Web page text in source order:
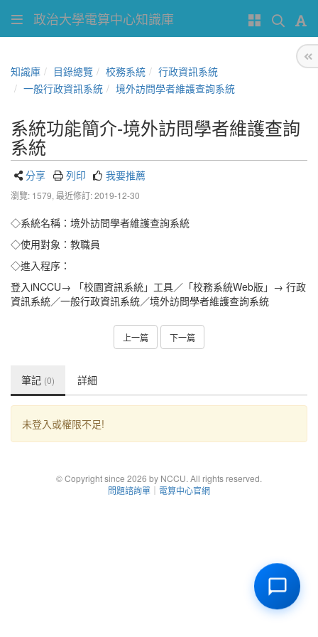
政治大學電算中心知識庫
知識庫 目錄總覽 校務系統
行政資訊系統
一般行政資訊系統
境外訪問學者維護查詢系統
系統功能簡介-境外訪問學者維護查詢
系統
分享 列印 我要推薦
瀏覽: 1579, 最近修訂: 2019-12-30
◇系統名稱：境外訪問學者維護查詢系統
◇使用對象：教職員
◇進入程序：
登入iNCCU→ 「校園資訊系統」工具／「校務系統Web版」→ 行政
資訊系統／一般行政資訊系統／境外訪問學者維護查詢系統
上一篇 下一篇
筆記 (0) 詳細
未登入或權限不足!
© Copyright since 2026 by NCCU. All rights reserved.
問題諮詢單 ｜ 電算中心官網